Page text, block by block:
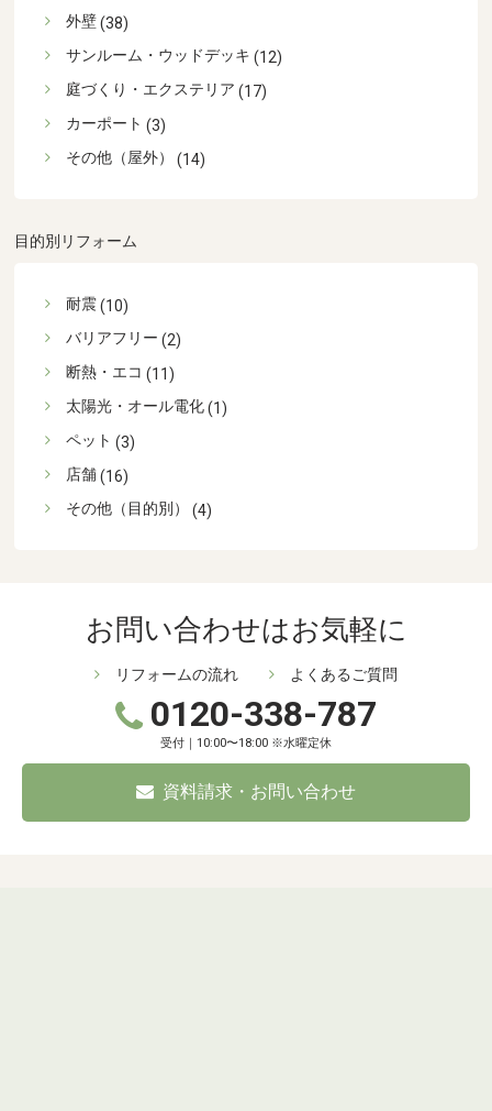
外壁(38)
サンルーム・ウッドデッキ (12)
庭づくり・エクステリア (17)
カーポート (3)
その他（屋外）
(14)
目的別リフォーム
耐震(10)
バリアフリー (2)
断熱・エコ (11)
太陽光・オール電化(1)
ペット (3)
店舗(16)
その他（目的別）
(4)
お問い合わせはお気軽に
リフォームの流れ よくあるご質問
0120-338-787
受付｜10:00〜18:00 ※水曜定休
資料請求・お問い合わせ